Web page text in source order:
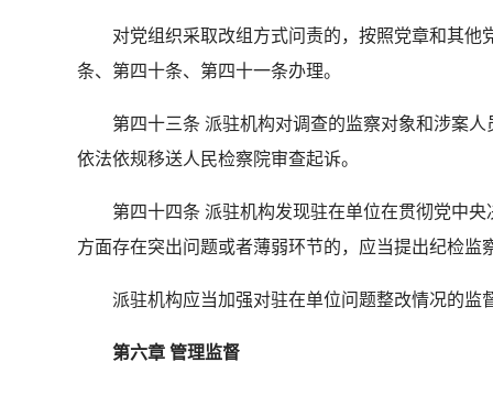
对党组织采取改组方式问责的，按照党章和其他
条、第四十条、第四十一条办理。
第四十三条 派驻机构对调查的监察对象和涉案人
依法依规移送人民检察院审查起诉。
第四十四条 派驻机构发现驻在单位在贯彻党中央
方面存在突出问题或者薄弱环节的，应当提出纪检监
派驻机构应当加强对驻在单位问题整改情况的监
第六章 管理监督